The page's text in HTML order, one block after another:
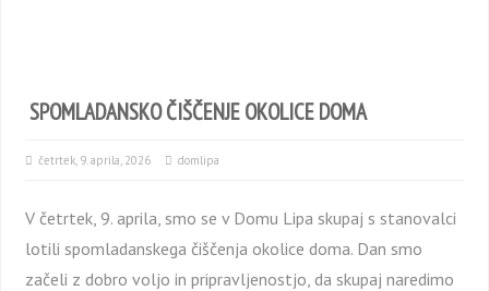
SPOMLADANSKO ČIŠČENJE OKOLICE DOMA
četrtek, 9. aprila, 2026 domlipa
V četrtek, 9. aprila, smo se v Domu Lipa skupaj s stanovalci
lotili spomladanskega čiščenja okolice doma. Dan smo
začeli z dobro voljo in pripravljenostjo, da skupaj naredimo